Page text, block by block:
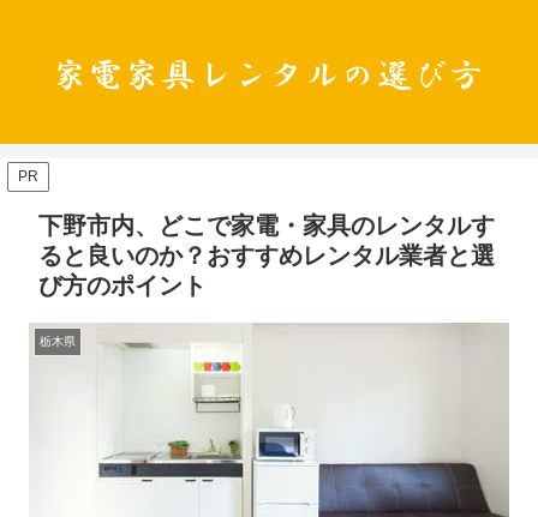
PR
下野市内、どこで家電・家具のレンタルす
ると良いのか？おすすめレンタル業者と選
び方のポイント
栃木県